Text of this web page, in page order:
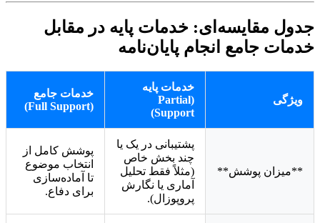
جدول مقایسه‌ای: خدمات پایه در مقابل
خدمات جامع انجام پایان‌نامه
ویژگی
خدمات پایه
(Partial
Support)
خدمات جامع
(Full Support)
**میزان پوشش**
پشتیبانی در یک یا
چند بخش خاص
(مثلاً فقط تحلیل
آماری یا نگارش
پروپوزال).
پوشش کامل از
انتخاب موضوع
تا آماده‌سازی
برای دفاع.